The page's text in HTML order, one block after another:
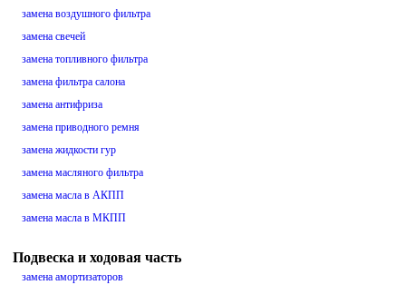
замена воздушного фильтра
замена свечей
замена топливного фильтра
замена фильтра салона
замена антифриза
замена приводного ремня
замена жидкости гур
замена масляного фильтра
замена масла в АКПП
замена масла в МКПП
Подвеска и ходовая часть
замена амортизаторов